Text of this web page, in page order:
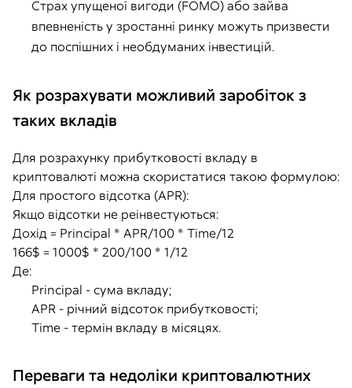
Страх упущеної вигоди (FOMO) або зайва
впевненість у зростанні ринку можуть призвести
до поспішних і необдуманих інвестицій.
Як розрахувати можливий заробіток з
таких вкладів
Для розрахунку прибутковості вкладу в
криптовалюті можна скористатися такою формулою:
Для простого відсотка (APR):
Якщо відсотки не реінвестуються:
Дохід = Principal * APR/100 * Time/12
166$ = 1000$ * 200/100 * 1/12
Де:
Principal - сума вкладу;
APR - річний відсоток прибутковості;
Time - термін вкладу в місяцях.
Переваги та недоліки криптовалютних